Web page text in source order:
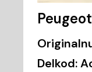
Delkod: